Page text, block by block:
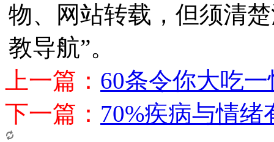
物、网站转载，但须清
教导航”。
上一篇： 60条令你大吃
下一篇： 70%疾病与情